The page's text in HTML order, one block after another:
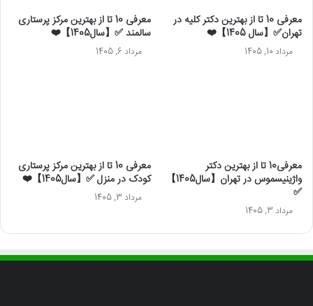
معرفی 10 تا از بهترین دکتر کلیه در
تهران✅【سال 1405】❤️
مرداد 10, 1405
معرفی 10 تا از بهترین مرکز پرستاری
سالمند ✅【سال1405】❤️
مرداد 6, 1405
معرفی10 تا از بهترین دکتر
واژینیسموس در تهران【سال1405】
✅
مرداد 3, 1405
معرفی 10 تا از بهترین مرکز پرستاری
کودک در منزل ✅【سال1405】❤️
مرداد 3, 1405